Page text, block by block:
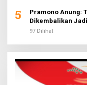
5
Pramono Anung:
Dikembalikan
97 Dilihat